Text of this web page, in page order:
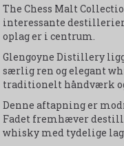
The Chess Malt
interessante
oplag er i centrum.
Glengoyne Distillery
særlig ren og elegant
traditionelt håndværk
Denne aftapning er
Fadet fremhæver
whisky med tydelige